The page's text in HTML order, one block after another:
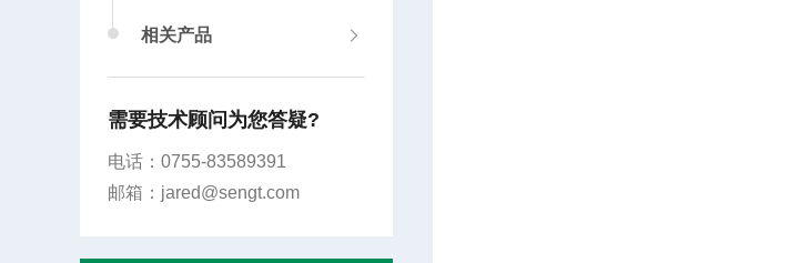
相关产品
需要技术顾问为您答疑?
电话：0755-83589391
邮箱：jared@sengt.com